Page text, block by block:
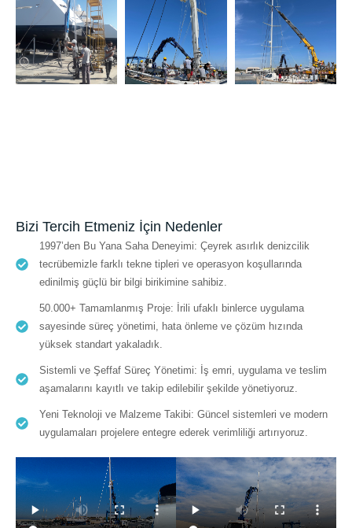
Bizi Tercih Etmeniz İçin Nedenler
1997’den Bu Yana Saha Deneyimi: Çeyrek asırlık denizcilik
tecrübemizle farklı tekne tipleri ve operasyon koşullarında
edinilmiş güçlü bir bilgi birikimine sahibiz.
50.000+ Tamamlanmış Proje: İrili ufaklı binlerce uygulama
sayesinde süreç yönetimi, hata önleme ve çözüm hızında
yüksek standart yakaladık.
Sistemli ve Şeffaf Süreç Yönetimi: İş emri, uygulama ve teslim
aşamalarını kayıtlı ve takip edilebilir şekilde yönetiyoruz.
Yeni Teknoloji ve Malzeme Takibi: Güncel sistemleri ve modern
uygulamaları projelere entegre ederek verimliliği artırıyoruz.